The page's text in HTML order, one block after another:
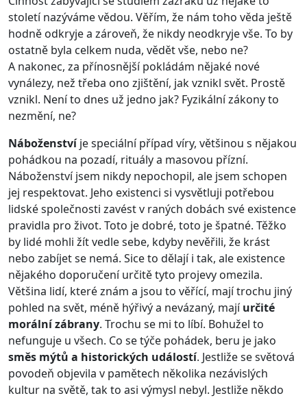
století nazýváme vědou. Věřím, že nám toho věda ještě
hodně odkryje a zároveň, že nikdy neodkryje vše. To by
ostatně byla celkem nuda, vědět vše, nebo ne?
A nakonec, za přínosnější pokládám nějaké nové
vynálezy, než třeba ono zjištění, jak vznikl svět. Prostě
vznikl. Není to dnes už jedno jak? Fyzikální zákony to
nezmění, ne?
Náboženstvíje speciální případ víry, většinou s nějakou
pohádkou na pozadí, rituály a masovou přízní.
Náboženství jsem nikdy nepochopil, ale jsem schopen
jej respektovat. Jeho existenci si vysvětluji potřebou
lidské společnosti zavést v raných dobách své existence
pravidla pro život. Toto je dobré, toto je špatné. Těžko
by lidé mohli žít vedle sebe, kdyby nevěřili, že krást
nebo zabíjet se nemá. Sice to dělají i tak, ale existence
nějakého doporučení určitě tyto projevy omezila.
Většina lidí, které znám a jsou to věřící, mají trochu jiný
pohled na svět, méně hýřivý a nevázaný, majíurčité
morální zábrany. Trochu se mi to líbí. Bohužel to
nefunguje u všech. Co se týče pohádek, beru je jako
směs mýtů a historických událostí. Jestliže se světová
povodeň objevila v pamětech několika nezávislých
kultur na světě, tak to asi výmysl nebyl. Jestliže někdo